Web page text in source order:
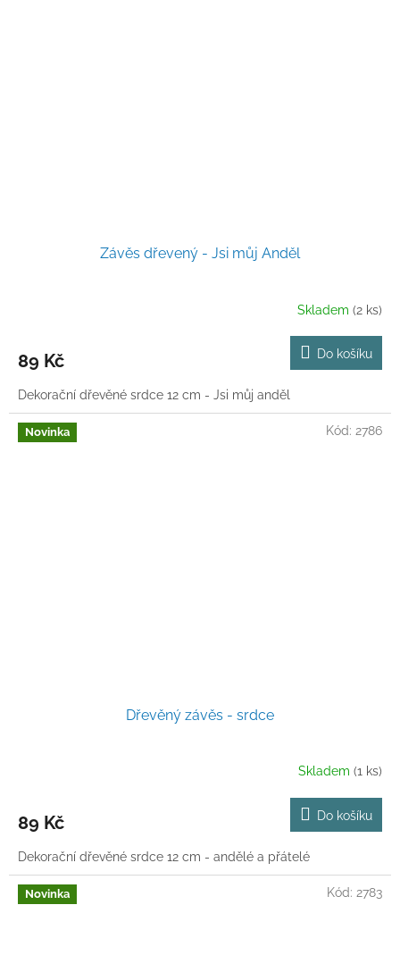
Závěs dřevený - Jsi můj Anděl
Skladem (2 ks)
89 Kč Do košíku
Dekorační dřevěné srdce 12 cm - Jsi můj anděl
Novinka
Dřevěný závěs - srdce
Skladem (1 ks)
89 Kč Do košíku
Dekorační dřevěné srdce 12 cm - andělé a přátelé
Kód: 2786
Novinka Kód: 2783